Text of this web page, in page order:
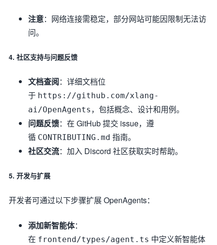
注意：网络连接需稳定，部分网站可能因限制无法访
问。
4. 社区支持与问题反馈
文档查阅：详细文档位
于 https://github.com/xlang-
ai/OpenAgents ，包括概念、设计和用例。
问题反馈：在 GitHub 提交 issue，遵
循 CONTRIBUTING.md 指南。
社区交流：加入 Discord 社区获取实时帮助。
5. 开发与扩展
开发者可通过以下步骤扩展 OpenAgents：
添加新智能体：
在 frontend/types/agent.ts 中定义新智能体